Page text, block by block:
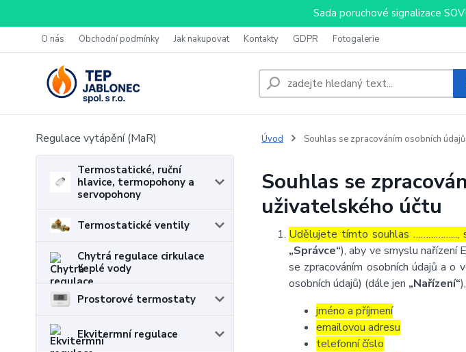
Sada poruchové signalizace
O nás Obchodní podmínky Jak nakupovat Kontakty GDPR Fotogalerie
Regulace vytápění (MaR)
Termostatické, ruční
hlavice, termopohony a
servopohony
Termostatické ventily
Chytrá regulace cirkulace
teplé vody
Prostorové termostaty
Ekvitermní regulace
Úvod Souhlas se zpracováním osobních
Souhlas se
uživatelského účtu
Udělujete tímto souhlas
„Správce“), aby ve smyslu nařízení
se zpracováním osobních údajů a o
osobních údajů) (dále jen „Nařízení“
jméno a příjmení
emailovou adresu
telefonní číslo